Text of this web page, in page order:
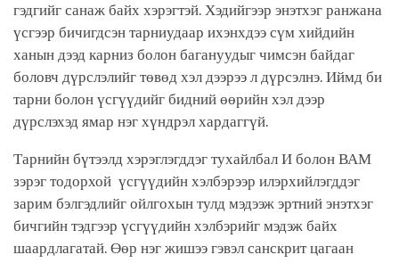
гэдгийг санаж байх хэрэгтэй. Хэдийгээр энэтхэг ранжана
үсгээр бичигдсэн тарниудаар ихэнхдээ сүм хийдийн
ханын дээд карниз болон багануудыг чимсэн байдаг
боловч дүрслэлийг төвөд хэл дээрээ л дүрсэлнэ. Иймд би
тарни болон үсгүүдийг бидний өөрийн хэл дээр
дүрслэхэд ямар нэг хүндрэл хардаггүй.
Тарнийн бүтээлд хэрэглэгддэг тухайлбал И болон ВАМ
зэрэг тодорхой үсгүүдийн хэлбэрээр илэрхийлэгддэг
зарим бэлгэдлийг ойлгохын тулд мэдээж эртний энэтхэг
бичгийн тэдгээр үсгүүдийн хэлбэрийг мэдэж байх
шаардлагатай. Өөр нэг жишээ гэвэл санскрит цагаан